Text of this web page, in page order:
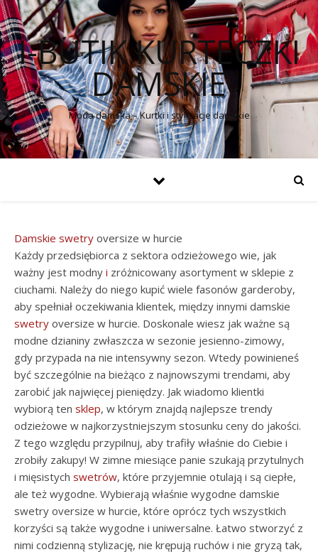
I-BUTIK KURTECZKI
DAMSKIE
Moda damska – Kurtki i stylizacje damskie
Damskie swetry oversize w hurcie
Każdy przedsiębiorca z sektora odzieżowego wie, jak
ważny jest modny i zróżnicowany asortyment w sklepie z
ciuchami. Należy do niego kupić wiele fasonów garderoby,
aby spełniał oczekiwania klientek, między innymi damskie
swetry oversize w hurcie. Doskonale wiesz jak ważne są
modne dzianiny zwłaszcza w sezonie jesienno-zimowy,
gdy przypada na nie intensywny sezon. Wtedy powinieneś
być szczególnie na bieżąco z najnowszymi trendami, aby
zarobić jak najwięcej pieniędzy. Jak wiadomo klientki
wybiorą ten sklep, w którym znajdą najlepsze trendy
odzieżowe w najkorzystniejszym stosunku ceny do jakości.
Z tego względu przypilnuj, aby trafiły właśnie do Ciebie i
zrobiły zakupy! W zimne miesiące panie szukają przytulnych
i mięsistych swetrów, które przyjemnie otulają i są ciepłe,
ale też wygodne. Wybierają właśnie wygodne damskie
swetry oversize w hurcie, które oprócz tych wszystkich
korzyści są także wygodne i uniwersalne. Łatwo stworzyć z
nimi codzienną stylizację, nie krępują ruchów i nie gryzą tak,